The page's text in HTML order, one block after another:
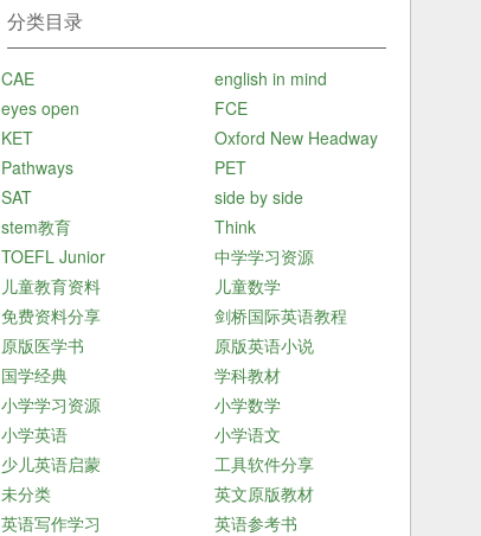
分类目录
CAE
english in mind
eyes open
FCE
KET
Oxford New Headway
Pathways
PET
SAT
side by side
stem教育
Think
TOEFL Junior
中学学习资源
儿童教育资料
儿童数学
免费资料分享
剑桥国际英语教程
原版医学书
原版英语小说
国学经典
学科教材
小学学习资源
小学数学
小学英语
小学语文
少儿英语启蒙
工具软件分享
未分类
英文原版教材
英语写作学习
英语参考书